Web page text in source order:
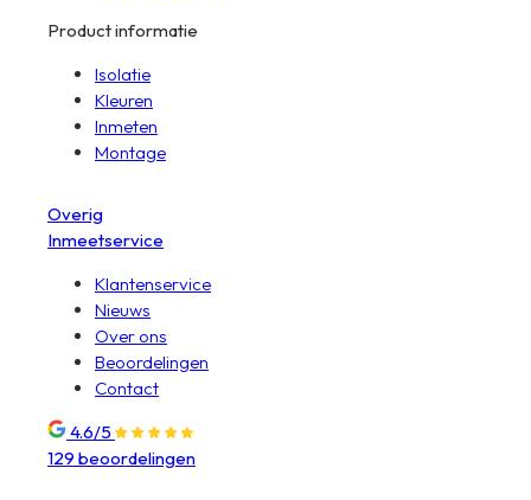
Product informatie
Isolatie
Kleuren
Inmeten
Montage
Overig
Inmeetservice
Klantenservice
Nieuws
Over ons
Beoordelingen
Contact
4.6/5
129 beoordelingen